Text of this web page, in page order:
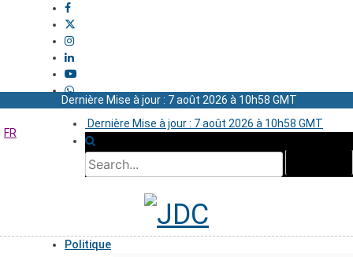
Dernière Mise à jour : 7 août 2026 à 10h58 GMT
Dernière Mise à jour : 7 août 2026 à 10h58 GMT
FR
Politique